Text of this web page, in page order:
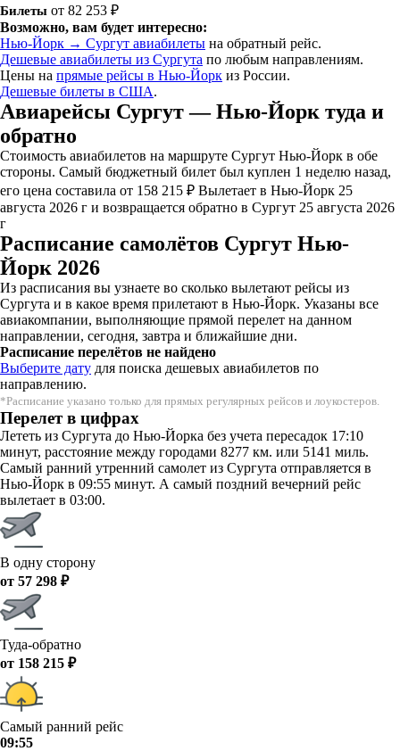
Билеты от 82 253 ₽
Возможно, вам будет интересно:
Нью-Йорк → Сургут авиабилеты на обратный рейс.
Дешевые авиабилеты из Сургута по любым направлениям.
Цены на прямые рейсы в Нью-Йорк из России.
Дешевые билеты в США.
Авиарейсы Сургут — Нью-Йорк туда и
обратно
Стоимость авиабилетов на маршруте Сургут Нью-Йорк в обе
стороны. Самый бюджетный билет был куплен 1 неделю назад,
его цена составила от 158 215 ₽ Вылетает в Нью-Йорк 25
августа 2026 г и возвращается обратно в Сургут 25 августа 2026
г
Расписание самолётов Сургут Нью-
Йорк 2026
Из расписания вы узнаете во сколько вылетают рейсы из
Сургута и в какое время прилетают в Нью-Йорк. Указаны все
авиакомпании, выполняющие прямой перелет на данном
направлении, сегодня, завтра и ближайшие дни.
Расписание перелётов не найдено
Выберите дату для поиска дешевых авиабилетов по
направлению.
*Расписание указано только для прямых регулярных рейсов и лоукостеров.
Перелет в цифрах
Лететь из Сургута до Нью-Йорка без учета пересадок 17:10
минут, расстояние между городами 8277 км. или 5141 миль.
Самый ранний утренний самолет из Сургута отправляется в
Нью-Йорк в 09:55 минут. А самый поздний вечерний рейс
вылетает в 03:00.
В одну сторону
от 57 298 ₽
Туда-обратно
от 158 215 ₽
Самый ранний рейс
09:55